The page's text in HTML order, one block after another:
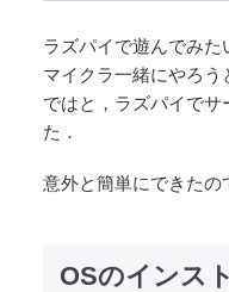
ラズパイで遊んでみた
マイクラ一緒にやろ
ではと，ラズパイでサ
た．
意外と簡単にできたの
OSのインス